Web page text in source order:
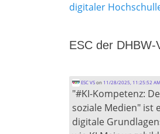
digitaler
ESC der
ESC VSon 11/28/2025, 11:25:52 AM
"#KI-Kompetenz:
soziale Medien" ist
digitale